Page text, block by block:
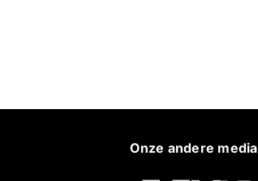
Onze andere media